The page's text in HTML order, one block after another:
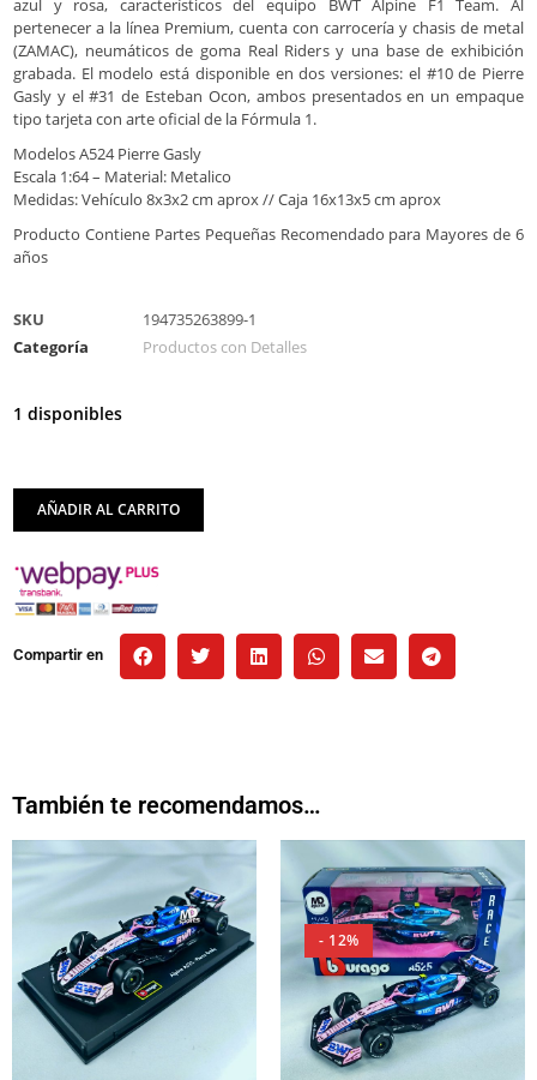
azul y rosa, característicos del equipo BWT Alpine F1 Team. Al
pertenecer a la línea Premium, cuenta con carrocería y chasis de metal
(ZAMAC), neumáticos de goma Real Riders y una base de exhibición
grabada. El modelo está disponible en dos versiones: el #10 de Pierre
Gasly y el #31 de Esteban Ocon, ambos presentados en un empaque
tipo tarjeta con arte oficial de la Fórmula 1.
Modelos A524 Pierre Gasly
Escala 1:64 – Material: Metalico
Medidas: Vehículo 8x3x2 cm aprox // Caja 16x13x5 cm aprox
Producto Contiene Partes Pequeñas Recomendado para Mayores de 6
años
SKU
194735263899-1
Categoría
Productos con Detalles
1 disponibles
AÑADIR AL CARRITO
Compartir en
También te recomendamos…
- 12%